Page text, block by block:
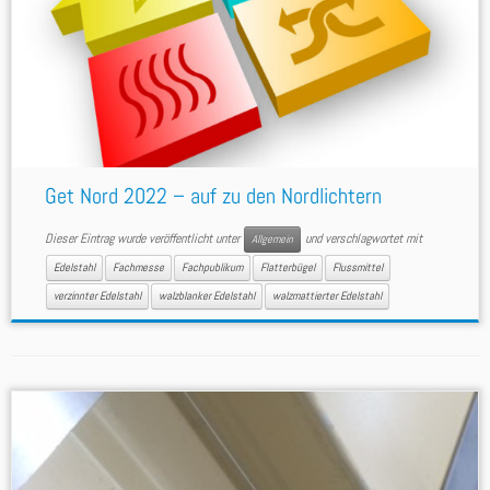
Get Nord 2022 – auf zu den Nordlichtern
Dieser Eintrag wurde veröffentlicht unter Allgemein und verschlagwortet mit
Edelstahl Fachmesse Fachpublikum Flatterbügel
Flussmittel
verzinnter Edelstahl
walzblanker Edelstahl walzmattierter Edelstahl